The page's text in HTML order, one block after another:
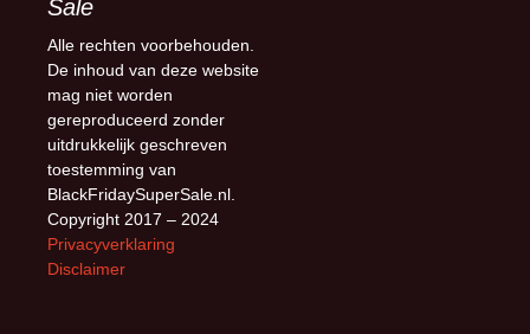
Sale
Alle rechten voorbehouden.
De inhoud van deze website
mag niet worden
gereproduceerd zonder
uitdrukkelijk geschreven
toestemming van
BlackFridaySuperSale.nl.
Copyright 2017 – 2024
Privacyverklaring
Disclaimer